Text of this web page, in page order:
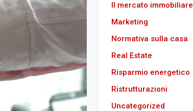
Il mercato immobiliare
Marketing
Normativa sulla casa
Real Estate
Risparmio energetico
Ristrutturazioni
Uncategorized